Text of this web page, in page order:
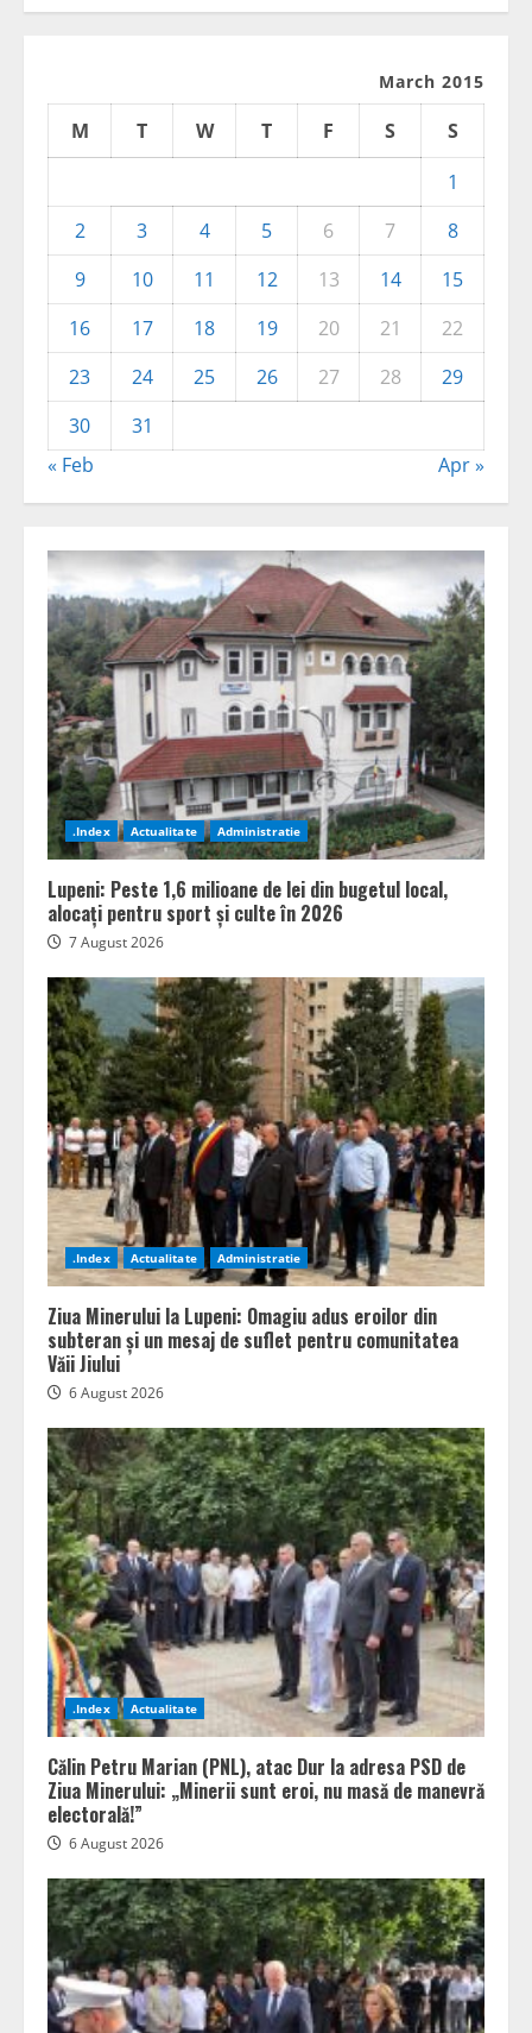
March 2015
M T W T F S
S
1
2
3 4 5 6 7
8
9
10 11 12 13 14
15
16
17 18 19 20 21
22
23
24 25 26 27 28
29
30
31
« Feb
Apr »
.Index Actualitate Administratie
Lupeni: Peste 1,6 milioane de lei din bugetul local,
alocați pentru sport și culte în 2026
7 August 2026
.Index Actualitate Administratie
Ziua Minerului la Lupeni: Omagiu adus eroilor din
subteran și un mesaj de suflet pentru comunitatea
Văii Jiului
6 August 2026
.Index Actualitate
Călin Petru Marian (PNL), atac Dur la adresa PSD de
Ziua Minerului: „Minerii sunt eroi, nu masă de manevră
electorală!”
6 August 2026